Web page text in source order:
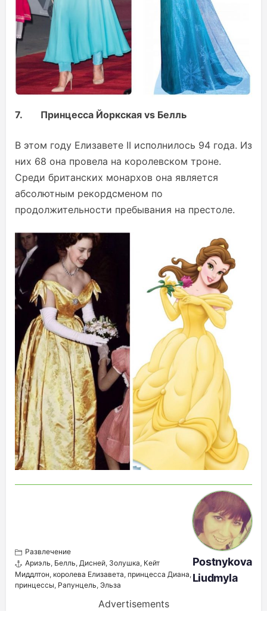
7. Принцесса Йоркская vs Белль
В этом году Елизавете II исполнилось 94 года. Из
них 68 она провела на королевском троне.
Среди британских монархов она является
абсолютным рекордсменом по
продолжительности пребывания на престоле.
Развлечение
Ариэль, Белль, Дисней, Золушка, Кейт
Миддлтон, королева Елизавета, принцесса Диана,
принцессы, Рапунцель, Эльза
Postnykova
Liudmyla
Advertisements